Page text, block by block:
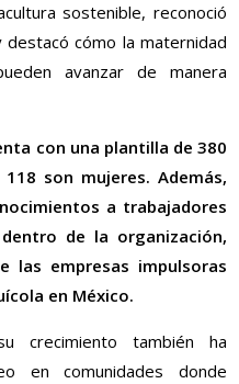
sostenible, reconoció
cómo la maternidad
avanzar de manera
con una plantilla de 380
son mujeres. Además,
a trabajadores
de la organización,
las empresas impulsoras
en México.
crecimiento también ha
en comunidades donde